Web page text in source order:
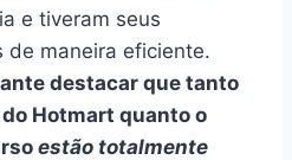
e tiveram seus
de maneira eficiente.
destacar que tanto
Hotmart quanto o
estão totalmente